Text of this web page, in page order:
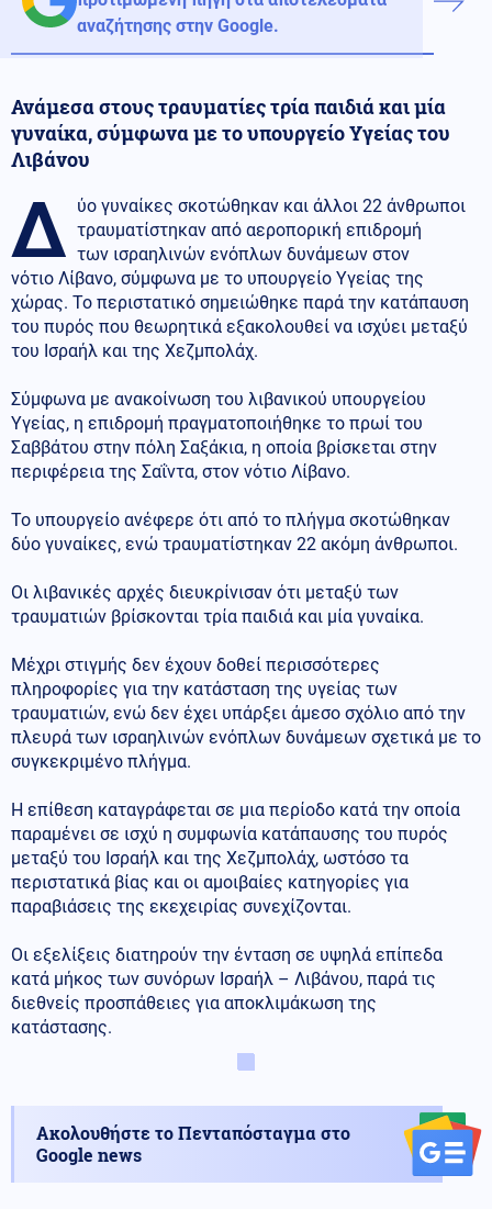
αναζήτησης στην Google.
Ανάμεσα στους τραυματίες τρία παιδιά και μία
γυναίκα, σύμφωνα με το υπουργείο Υγείας του
Λιβάνου
Δ ύο γυναίκες σκοτώθηκαν και άλλοι 22 άνθρωποι
τραυματίστηκαν από αεροπορική επιδρομή
των ισραηλινών ενόπλων δυνάμεων στον
νότιο Λίβανο, σύμφωνα με το υπουργείο Υγείας της
χώρας. Το περιστατικό σημειώθηκε παρά την κατάπαυση
του πυρός που θεωρητικά εξακολουθεί να ισχύει μεταξύ
του Ισραήλ και της Χεζμπολάχ.
Σύμφωνα με ανακοίνωση του λιβανικού υπουργείου
Υγείας, η επιδρομή πραγματοποιήθηκε το πρωί του
Σαββάτου στην πόλη Σαξάκια, η οποία βρίσκεται στην
περιφέρεια της Σαΐντα, στον νότιο Λίβανο.
Το υπουργείο ανέφερε ότι από το πλήγμα σκοτώθηκαν
δύο γυναίκες, ενώ τραυματίστηκαν 22 ακόμη άνθρωποι.
Οι λιβανικές αρχές διευκρίνισαν ότι μεταξύ των
τραυματιών βρίσκονται τρία παιδιά και μία γυναίκα.
Μέχρι στιγμής δεν έχουν δοθεί περισσότερες
πληροφορίες για την κατάσταση της υγείας των
τραυματιών, ενώ δεν έχει υπάρξει άμεσο σχόλιο από την
πλευρά των ισραηλινών ενόπλων δυνάμεων σχετικά με το
συγκεκριμένο πλήγμα.
Η επίθεση καταγράφεται σε μια περίοδο κατά την οποία
παραμένει σε ισχύ η συμφωνία κατάπαυσης του πυρός
μεταξύ του Ισραήλ και της Χεζμπολάχ, ωστόσο τα
περιστατικά βίας και οι αμοιβαίες κατηγορίες για
παραβιάσεις της εκεχειρίας συνεχίζονται.
Οι εξελίξεις διατηρούν την ένταση σε υψηλά επίπεδα
κατά μήκος των συνόρων Ισραήλ – Λιβάνου, παρά τις
διεθνείς προσπάθειες για αποκλιμάκωση της
κατάστασης.
Ακολουθήστε το Πενταπόσταγμα στο
Google news